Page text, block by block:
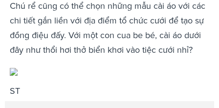
Chú rể cũng có thể chọn những mẫu cài áo với các
chi tiết gắn liền với địa điểm tổ chức cưới để tạo sự
đồng điệu đấy. Với một con cua be bé, cài áo dưới
đây như thổi hơi thở biển khơi vào tiệc cưới nhỉ?
ST